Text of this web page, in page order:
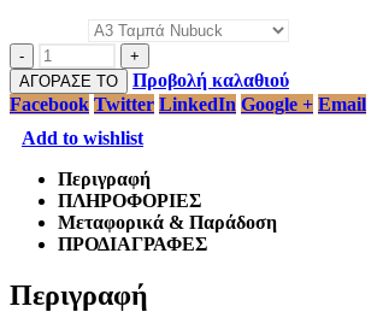
-
+
ΑΓΟΡΑΣΕ ΤΟ
Προβολή καλαθιού
Facebook Twitter LinkedIn Google + Email
Add to wishlist
Περιγραφή
ΠΛΗΡΟΦΟΡΙΕΣ
Μεταφορικά & Παράδοση
ΠΡΟΔΙΑΓΡΑΦΕΣ
Περιγραφή